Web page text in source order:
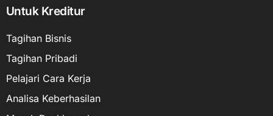
Untuk Kreditur
Tagihan Bisnis
Tagihan Pribadi
Pelajari Cara Kerja
Analisa Keberhasilan